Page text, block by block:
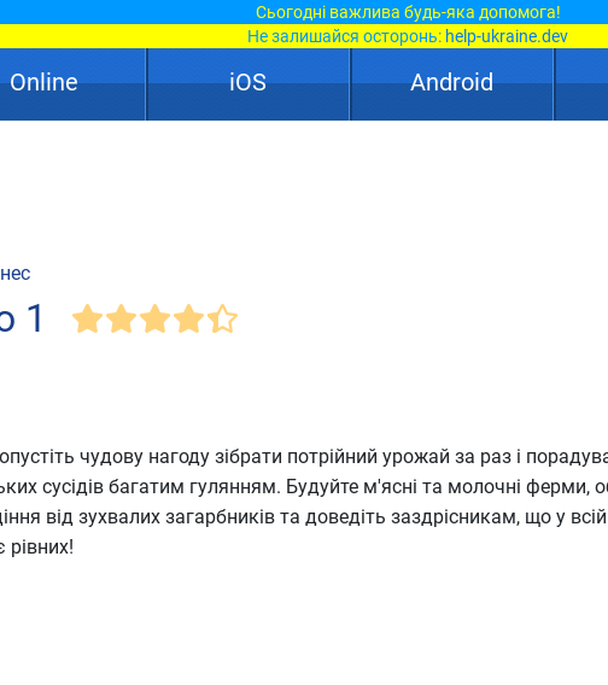
Сьогодні важлива будь-яка допомога!
Не залишайся осторонь: help-ukraine.dev
Online iOS Android
1
чудову нагоду зібрати потрійний урожай за раз і
сусідів багатим гулянням. Будуйте м'ясні та молочні ферми,
від зухвалих загарбників та доведіть заздрісникам, що у
рівних!